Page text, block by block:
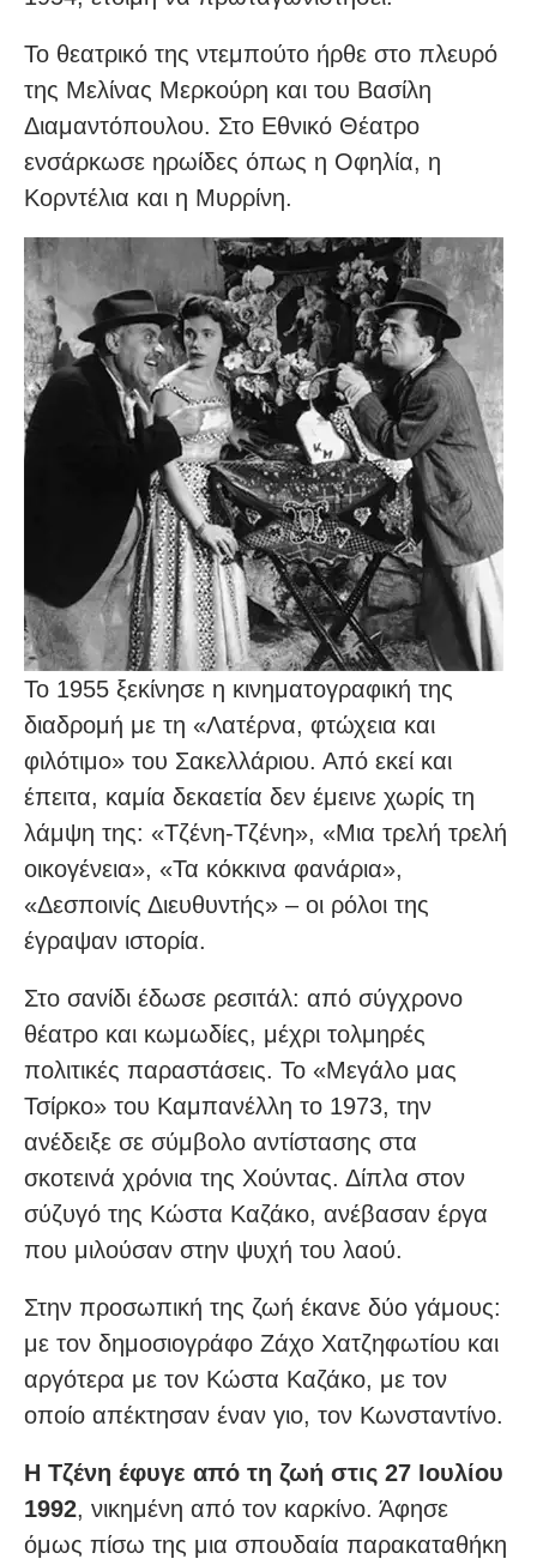
Το θεατρικό της ντεμπούτο ήρθε στο πλευρό
της Μελίνας Μερκούρη και του Βασίλη
Διαμαντόπουλου. Στο Εθνικό Θέατρο
ενσάρκωσε ηρωίδες όπως η Οφηλία, η
Κορντέλια και η Μυρρίνη.
Το 1955 ξεκίνησε η κινηματογραφική της
διαδρομή με τη «Λατέρνα, φτώχεια και
φιλότιμο» του Σακελλάριου. Από εκεί και
έπειτα, καμία δεκαετία δεν έμεινε χωρίς τη
λάμψη της: «Τζένη-Τζένη», «Μια τρελή τρελή
οικογένεια», «Τα κόκκινα φανάρια»,
«Δεσποινίς Διευθυντής» – οι ρόλοι της
έγραψαν ιστορία.
Στο σανίδι έδωσε ρεσιτάλ: από σύγχρονο
θέατρο και κωμωδίες, μέχρι τολμηρές
πολιτικές παραστάσεις. Το «Μεγάλο μας
Τσίρκο» του Καμπανέλλη το 1973, την
ανέδειξε σε σύμβολο αντίστασης στα
σκοτεινά χρόνια της Χούντας. Δίπλα στον
σύζυγό της Κώστα Καζάκο, ανέβασαν έργα
που μιλούσαν στην ψυχή του λαού.
Στην προσωπική της ζωή έκανε δύο γάμους:
με τον δημοσιογράφο Ζάχο Χατζηφωτίου και
αργότερα με τον Κώστα Καζάκο, με τον
οποίο απέκτησαν έναν γιο, τον Κωνσταντίνο.
Η Τζένη έφυγε από τη ζωή στις 27 Ιουλίου
1992, νικημένη από τον καρκίνο. Άφησε
όμως πίσω της μια σπουδαία παρακαταθήκη